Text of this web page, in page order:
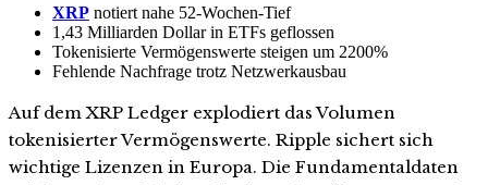
XRP notiert nahe 52-Wochen-Tief
1,43 Milliarden Dollar in ETFs geflossen
Tokenisierte Vermögenswerte steigen um 2200%
Fehlende Nachfrage trotz Netzwerkausbau
Auf dem XRP Ledger explodiert das Volumen
tokenisierter Vermögenswerte. Ripple sichert sich
wichtige Lizenzen in Europa. Die Fundamentaldaten